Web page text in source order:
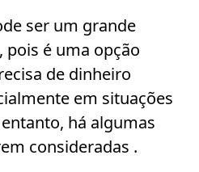
ser um grande
pois é uma opção
de dinheiro
em situações
há algumas
consideradas .